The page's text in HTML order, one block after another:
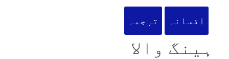
افسانہ ترجمہ
ہینگ والا